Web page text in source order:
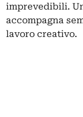
imprevedibili.
accompagna
lavoro creativo.